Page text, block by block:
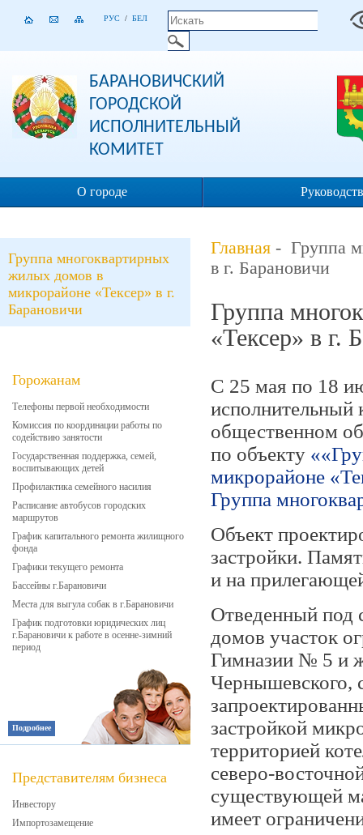
РУС / БЕЛ
БАРАНОВИЧСКИЙ
ГОРОДСКОЙ
ИСПОЛНИТЕЛЬНЫЙ
КОМИТЕТ
О городе
Группа многоквартирных
жилых домов в
микрорайоне «Тексер» в г.
Барановичи
Горожанам
Телефоны первой необходимости
Комиссия по координации работы по
содействию занятости
Государственная поддержка, семей,
воспитывающих детей
Профилактика семейного насилия
Расписание автобусов городских
маршрутов
График капитального ремонта жилищного
фонда
Графики текущего ремонта
Бассейны г.Барановичи
Места для выгула собак в г.Барановичи
График подготовки юридических лиц
г.Барановичи к работе в осенне-зимний
период
Подробнее
Представителям бизнеса
Инвестору
Импортозамещение
Главная - Группа
в г. Барановичи
Группа
«Тексер» в г.
С 25 мая по 18
исполнительный
общественном
по объекту
микрорайоне
Группа
Объект
застройки.
и на
Отведенный под
домов участок
Гимназии № 5 и
Чернышевского,
застройкой
территорией
северо-
существующей
имеет